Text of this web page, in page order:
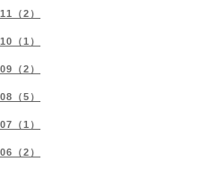
（2）
（1）
（2）
（5）
（1）
（2）